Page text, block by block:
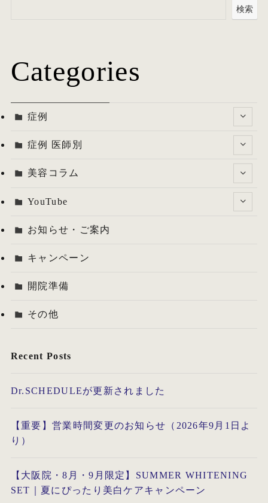
検索
Categories
症例
症例 医師別
美容コラム
YouTube
お知らせ・ご案内
キャンペーン
開院準備
その他
Recent Posts
Dr.SCHEDULEが更新されました
【重要】営業時間変更のお知らせ（2026年9月1日よ
り）
【大阪院・8月・9月限定】SUMMER WHITENING
SET｜夏にぴったり美白ケアキャンペーン